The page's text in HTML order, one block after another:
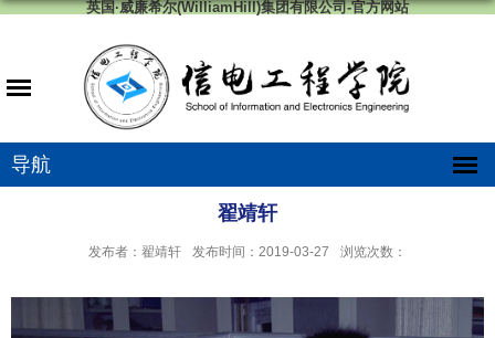
英国·威廉希尔(WilliamHill)集团有限公司-官方网站
导航
翟靖轩
发布者：翟靖轩 发布时间：2019-03-27 浏览次数：